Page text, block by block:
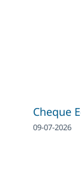
Cheque
09-07-2026